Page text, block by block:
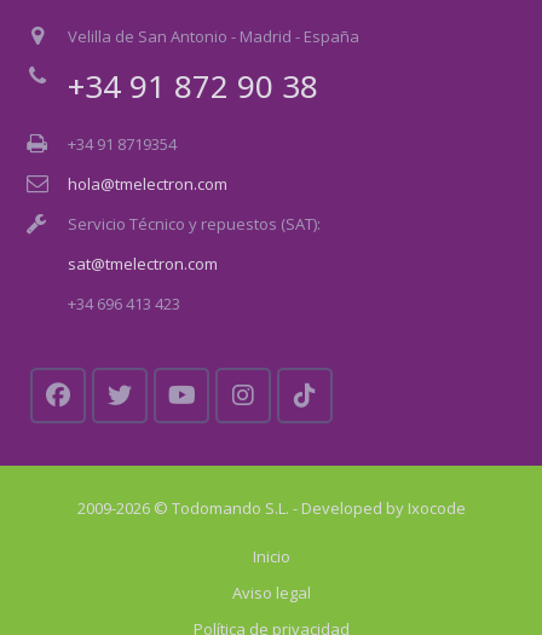
Velilla de San Antonio - Madrid - España
+34 91 872 90 38
+34 91 8719354
hola@tmelectron.com
Servicio Técnico y repuestos (SAT):
sat@tmelectron.com
+34 696 413 423
2009-2026 © Todomando S.L. - Developed by Ixocode
Inicio
Aviso legal
Política de privacidad